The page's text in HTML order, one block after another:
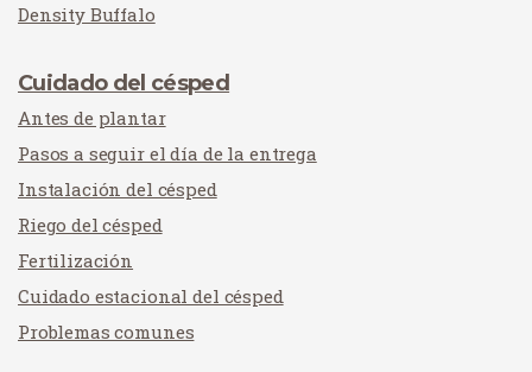
Density Buffalo
Cuidado del césped
Antes de plantar
Pasos a seguir el día de la entrega
Instalación del césped
Riego del césped
Fertilización
Cuidado estacional del césped
Problemas comunes